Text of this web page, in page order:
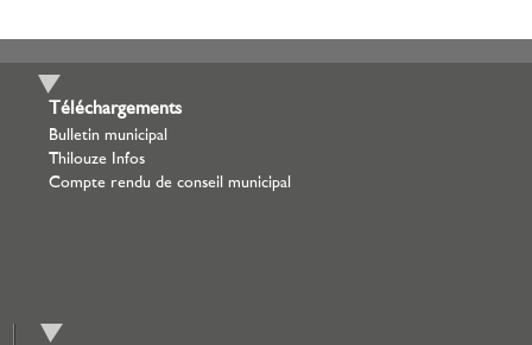
Téléchargements
Bulletin municipal
Thilouze Infos
Compte rendu de conseil municipal